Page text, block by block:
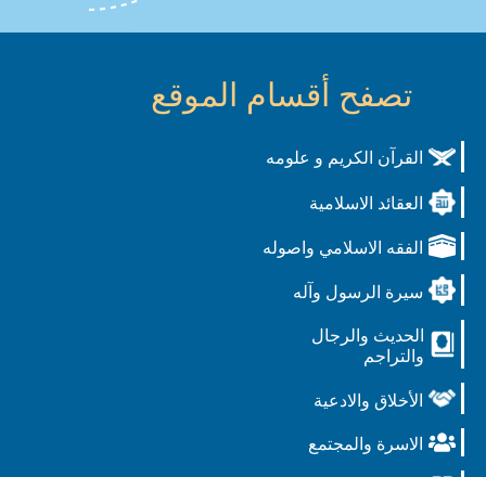
تصفح أقسام الموقع
القرآن الكريم و علومه
العقائد الاسلامية
الفقه الاسلامي واصوله
سيرة الرسول وآله
الحديث والرجال
والتراجم
الأخلاق والادعية
الاسرة والمجتمع